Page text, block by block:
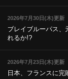
2026年7月30日(木)更新
ブレイブルーパス、
れるか!?
2026年7月23日(木)更新
日本、フランスに完